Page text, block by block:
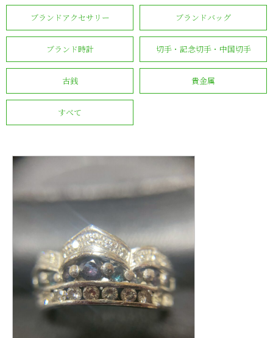
ブランドアクセサリー ブランドバッグ
ブランド時計 切手・記念切手・中国切手
古銭 貴金属
すべて